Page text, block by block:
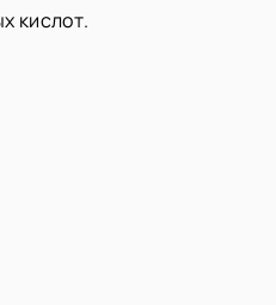
кислот.